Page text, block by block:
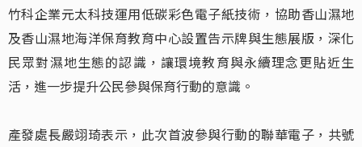
竹科企業元太科技運用低碳彩色電子紙技術，協助香山濕地
及香山濕地海洋保育教育中心設置告示牌與生態展版，深化
民眾對濕地生態的認識，讓環境教育與永續理念更貼近生
活，進一步提升公民參與保育行動的意識。
產發處長嚴翊琦表示，此次首波參與行動的聯華電子，共號